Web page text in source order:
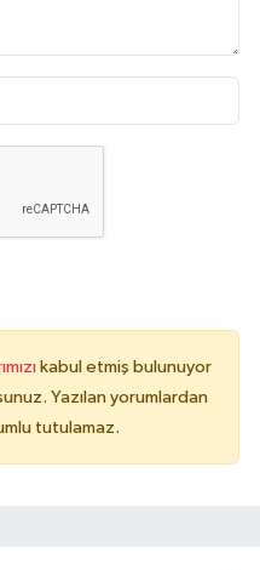
kabul etmiş bulunuyor
Yazılan yorumlardan
tutulamaz.